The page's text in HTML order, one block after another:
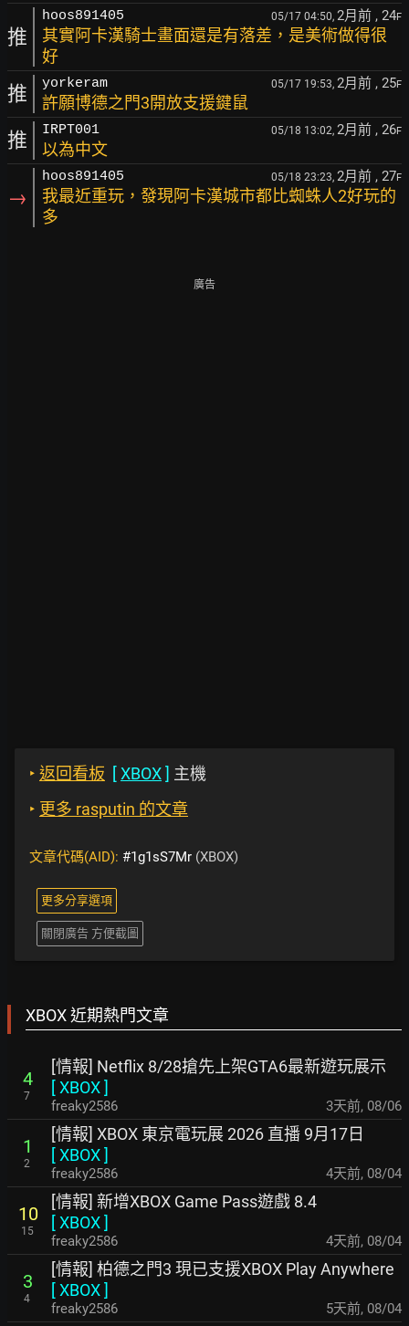
推
hoos891405 05/17 04:50, 2月前 , 24F
其實阿卡漢騎士畫面還是有落差，是美術做得很
好
推 yorkeram 05/17 19:53, 2月前 , 25F
許願博德之門3開放支援鍵鼠
推 IRPT001 05/18 13:02, 2月前 , 26F
以為中文
→
hoos891405 05/18 23:23, 2月前 , 27F
我最近重玩，發現阿卡漢城市都比蜘蛛人2好玩的
多
廣告
‣ 返回看板 [XBOX] 主機
‣ 更多 rasputin 的文章
文章代碼(AID): #1g1sS7Mr (XBOX)
更多分享選項
關閉廣告 方便截圖
XBOX 近期熱門文章
4
7
[情報] Netflix 8/28搶先上架GTA6最新遊玩展示
[XBOX]
freaky2586 3天前, 08/06
1
2
[情報] XBOX 東京電玩展 2026 直播 9月17日
[XBOX]
freaky2586 4天前, 08/04
10
15
[情報] 新增XBOX Game Pass遊戲 8.4
[XBOX]
freaky2586 4天前, 08/04
3
4
[情報] 柏德之門3 現已支援XBOX Play Anywhere
[XBOX]
freaky2586 5天前, 08/04